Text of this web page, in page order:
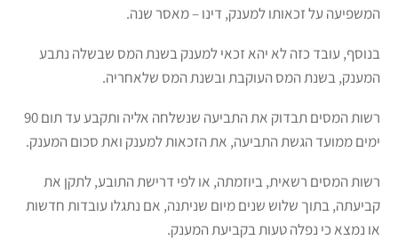
המשפיעה על זכאותו למענק, דינו – מאסר שנה.
בנוסף, עובד כזה לא יהא זכאי למענק בשנת המס שבשלה נתבע
המענק, בשנת המס העוקבת ובשנת המס שלאחריה.
רשות המסים תבדוק את התביעה שנשלחה אליה ותקבע עד תום 90
ימים ממועד הגשת התביעה, את הזכאות למענק ואת סכום המענק.
רשות המסים רשאית, ביוזמתה, או לפי דרישת התובע, לתקן את
קביעתה, בתוך שלוש שנים מיום שניתנה, אם נתגלו עובדות חדשות
או נמצא כי נפלה טעות בקביעת המענק.